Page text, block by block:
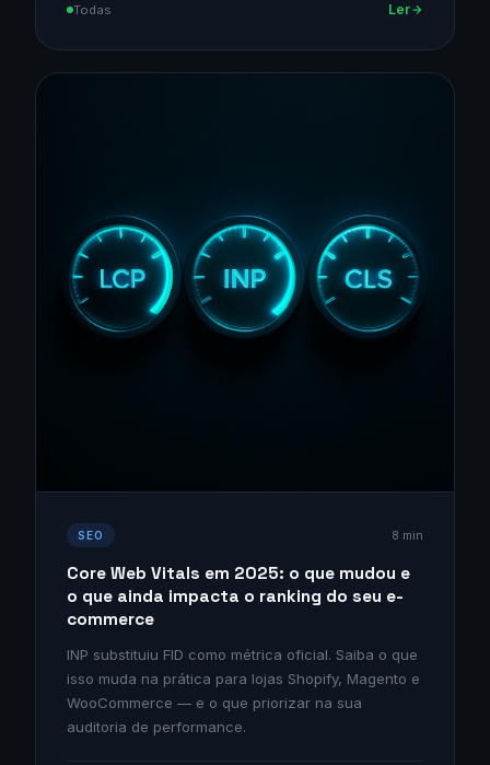
Todas Ler
SEO 8 min
Core Web Vitals em 2025: o que mudou e
o que ainda impacta o ranking do seu e-
commerce
INP substituiu FID como métrica oficial. Saiba o que
isso muda na prática para lojas Shopify, Magento e
WooCommerce — e o que priorizar na sua
auditoria de performance.